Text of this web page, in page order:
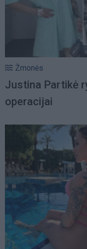
Žmonės
Justina Partikė
operacijai